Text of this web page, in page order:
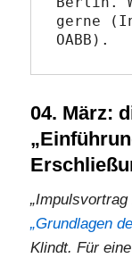
gerne
OABB).
04. März:
„Grundlagen
Klindt. Für